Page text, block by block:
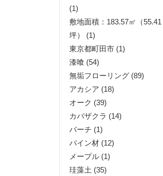
(1)
敷地面積：183.57㎡（55.41
坪）
(1)
東京都町田市 (1)
漆喰 (54)
無垢フローリング (89)
アカシア (18)
オーク (39)
カバザクラ (14)
バーチ (1)
パイン材 (12)
メープル (1)
珪藻土 (35)